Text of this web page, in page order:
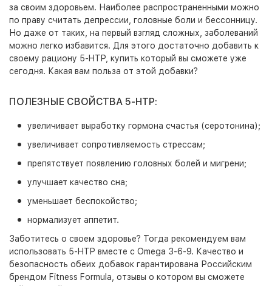
за своим здоровьем. Наиболее распространенными можно
по праву считать депрессии, головные боли и бессонницу.
Но даже от таких, на первый взгляд сложных, заболеваний
можно легко избавится. Для этого достаточно добавить к
своему рациону 5-HTP, купить который вы сможете уже
сегодня. Какая вам польза от этой добавки?
ПОЛЕЗНЫЕ СВОЙСТВА 5-HTP:
увеличивает выработку гормона счастья (серотонина);
увеличивает сопротивляемость стрессам;
препятствует появлению головных болей и мигрени;
улучшает качество сна;
уменьшает беспокойство;
нормализует аппетит.
Заботитесь о своем здоровье? Тогда рекомендуем вам
использовать 5-HTP вместе с Omega 3-6-9. Качество и
безопасность обеих добавок гарантирована Российским
брендом Fitness Formula, отзывы о котором вы сможете